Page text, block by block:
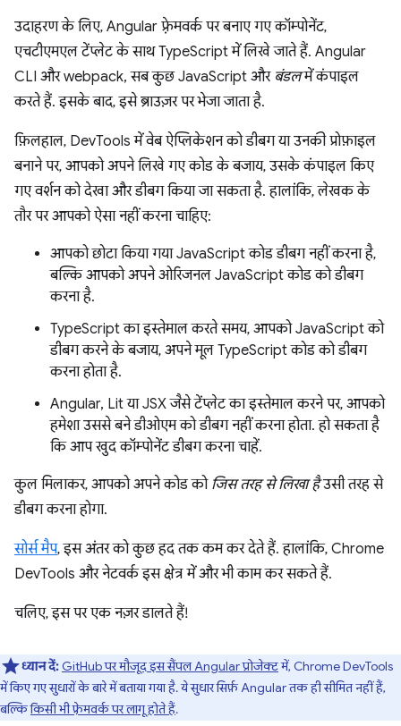
उदाहरण के लिए, Angular फ़्रेमवर्क पर बनाए गए कॉम्पोनेंट,
एचटीएमएल टेंप्लेट के साथ TypeScript में लिखे जाते हैं. Angular
CLI और webpack, सब कुछ JavaScript और बंडलमें कंपाइल
करते हैं. इसके बाद, इसे ब्राउज़र पर भेजा जाता है.
फ़िलहाल, DevTools में वेब ऐप्लिकेशन को डीबग या उनकी प्रोफ़ाइल
बनाने पर, आपको अपने लिखे गए कोड के बजाय, उसके कंपाइल किए
गए वर्शन को देखा और डीबग किया जा सकता है. हालांकि, लेखक के
तौर पर आपको ऐसा नहीं करना चाहिए:
आपको छोटा किया गया JavaScript कोड डीबग नहीं करना है,
बल्कि आपको अपने ओरिजनल JavaScript कोड को डीबग
करना है.
TypeScript का इस्तेमाल करते समय, आपको JavaScript को
डीबग करने के बजाय, अपने मूल TypeScript कोड को डीबग
करना होता है.
Angular, Lit या JSX जैसे टेंप्लेट का इस्तेमाल करने पर, आपको
हमेशा उससे बने डीओएम को डीबग नहीं करना होता. हो सकता है
कि आप खुद कॉम्पोनेंट डीबग करना चाहें.
कुल मिलाकर, आपको अपने कोड को जिस तरह से लिखा हैउसी तरह से
डीबग करना होगा.
सोर्स मैप, इस अंतर को कुछ हद तक कम कर देते हैं. हालांकि, Chrome
DevTools और नेटवर्क इस क्षेत्र में और भी काम कर सकते हैं.
चलिए, इस पर एक नज़र डालते हैं!
ध्यान दें: GitHub पर मौजूद इस सैंपल Angular प्रोजेक्टमें, Chrome DevTools
में किए गए सुधारों के बारे में बताया गया है. ये सुधार सिर्फ़ Angular तक ही सीमित नहीं हैं,
बल्किकिसी भी फ़्रेमवर्क पर लागू होते हैं.